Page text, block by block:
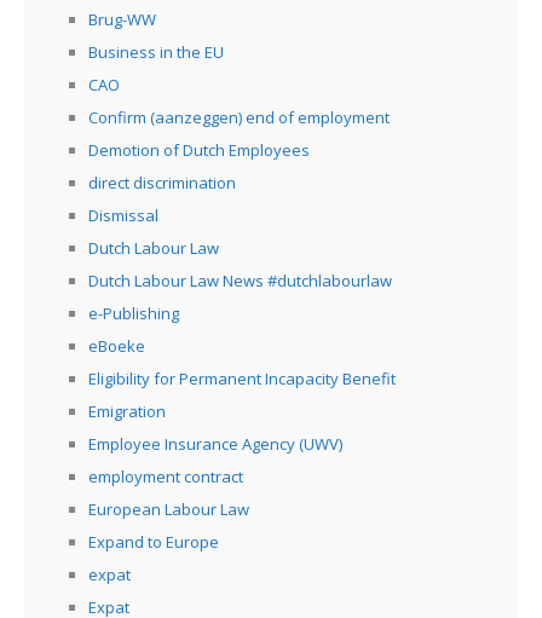
Brug-WW
Business in the EU
CAO
Confirm (aanzeggen) end of employment
Demotion of Dutch Employees
direct discrimination
Dismissal
Dutch Labour Law
Dutch Labour Law News #dutchlabourlaw
e-Publishing
eBoeke
Eligibility for Permanent Incapacity Benefit
Emigration
Employee Insurance Agency (UWV)
employment contract
European Labour Law
Expand to Europe
expat
Expat